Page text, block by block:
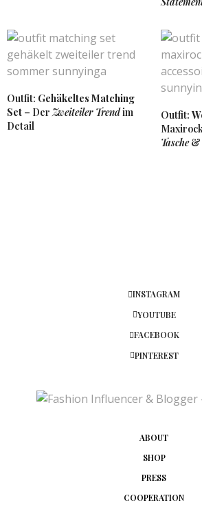
Outfit: Gehäkeltes Matching
Set – Der Zweiteiler Trendim
Detail
Outfit:
Tasche&
INSTAGRAM
YOUTUBE
FACEBOOK
PINTEREST
ABOUT
SHOP
PRESS
COOPERATION